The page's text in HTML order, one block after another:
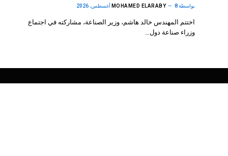
بواسطة MOHAMED ELARABY 8 أغسطس، 2026
اختتم المهندس خالد هاشم، وزير الصناعة، مشاركته في اجتماع
وزراء صناعة دول…